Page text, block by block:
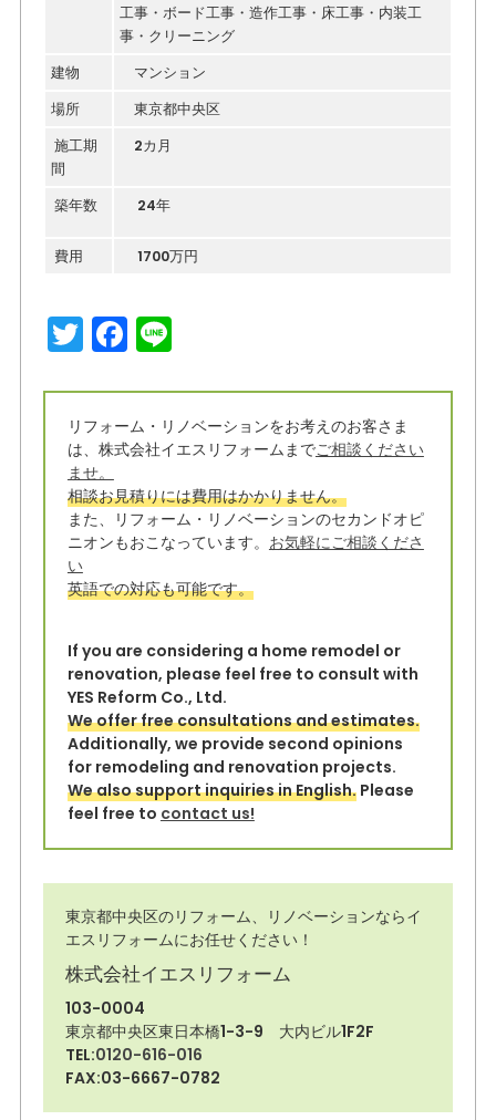
工事・ボード工事・造作工事・床工事・内装工
事・クリーニング
建物
マンション
場所
東京都中央区
施工期
間
2カ月
築年数 24年
費用 1700万円
T
w
it
t
e
r
F
a
c
e
b
o
o
k
Li
e
リフォーム・リノベーションをお考えのお客さま
は、株式会社イエスリフォームまでご相談ください
ませ。
相談お見積りには費用はかかりません。
また、リフォーム・リノベーションのセカンドオピ
ニオンもおこなっています。 お気軽にご相談くださ
い
英語での対応も可能です。
If you are considering a home remodel or
renovation, please feel free to consult with
YES Reform Co., Ltd.
We offer free consultations and estimates.
Additionally, we provide second opinions
for remodeling and renovation projects.
We also support inquiries in English.Please
feel free to contact us!
東京都中央区のリフォーム、リノベーションならイ
エスリフォームにお任せください！
株式会社イエスリフォーム
103-0004
東京都中央区東日本橋1-3-9 大内ビル1F2F
TEL:0120-616-016
FAX:03-6667-0782